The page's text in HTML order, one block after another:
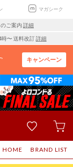
マガシーク
ご案内 詳細
時〜 送料改訂詳細
キャンペーン
HOME BRAND LIST